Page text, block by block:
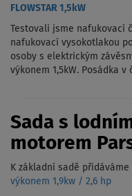
FLOWSTAR 1,5kW
Testovali jsme nafukovací
nafukovací vysokotlakou
osoby s elektrickým
výkonem 1,5kW. Posádka v
Sada s
motorem
K základní sadě přidáváme
výkonem 1,9kw / 2,6 hp